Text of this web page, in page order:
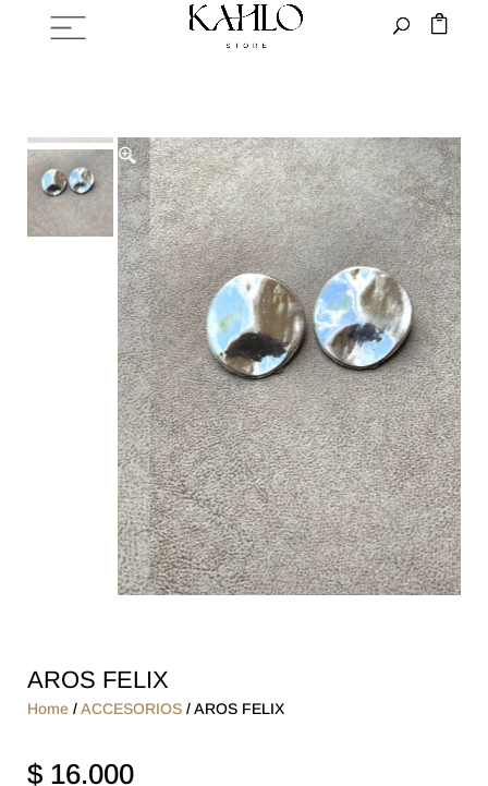
AROS FELIX
Home /ACCESORIOS/ AROS FELIX
$16.000